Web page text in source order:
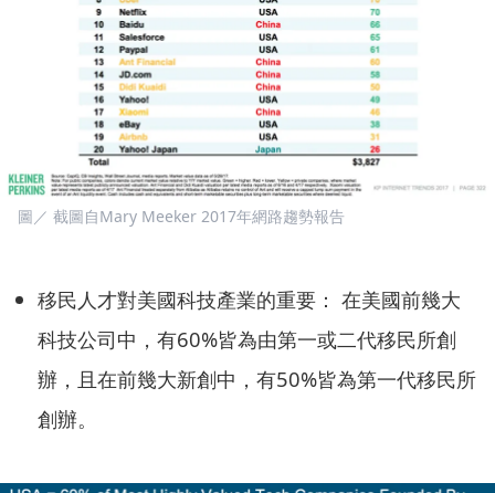
圖／ 截圖自Mary Meeker 2017年網路趨勢報告
移民人才對美國科技產業的重要： 在美國前幾大
科技公司中，有60%皆為由第一或二代移民所創
辦，且在前幾大新創中，有50%皆為第一代移民所
創辦。